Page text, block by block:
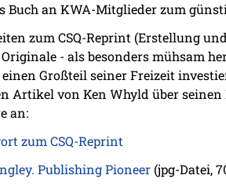
an KWA-Mitglieder zum
zum CSQ-Reprint (Erstellung
- als besonders mühsam
Großteil seiner Freizeit
Artikel von Ken Whyld über
an:
zum CSQ-Reprint
Publishing Pioneer(jpg-Datei,